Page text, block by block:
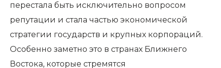
перестала быть исключительно вопросом
репутации и стала частью экономической
стратегии государств и крупных корпораций.
Особенно заметно это в странах Ближнего
Востока, которые стремятся